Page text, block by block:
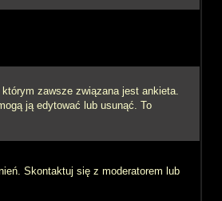
zawsze związana jest ankieta.
ją edytować lub usunąć. To
Skontaktuj się z moderatorem lub